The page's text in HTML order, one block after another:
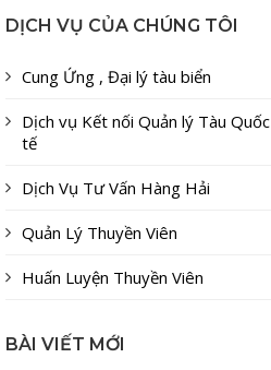
DỊCH VỤ CỦA CHÚNG TÔI
Cung Ứng , Đại lý tàu biển
Dịch vụ Kết nối Quản lý Tàu Quốc
tế
Dịch Vụ Tư Vấn Hàng Hải
Quản Lý Thuyền Viên
Huấn Luyện Thuyền Viên
BÀI VIẾT MỚI